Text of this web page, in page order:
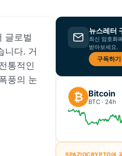
글로벌
니다. 거
통적인
풍의 눈
뉴스레터
최신 암호화
받아보세요.
구독하기
₿ Bitcoin
BTC · 24h
SPAZIOCRYPTO에